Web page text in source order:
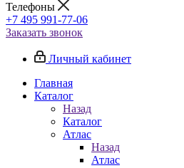
Телефоны
+7 495 991-77-06
Заказать звонок
Личный кабинет
Главная
Каталог
Назад
Каталог
Атлас
Назад
Атлас